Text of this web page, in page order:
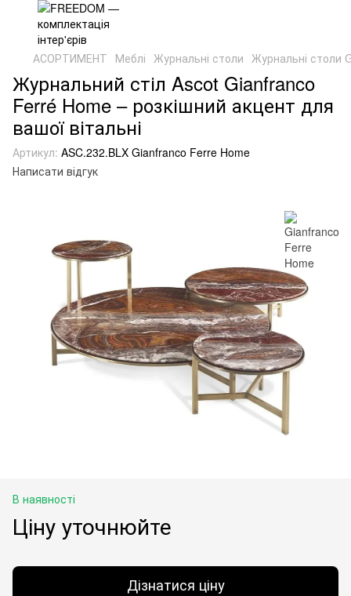
АСОРТИМЕНТ Меблі Журнальні столи Журнальні столи
Журнальний стіл Ascot Gianfranco
Ferré Home – розкішний акцент для
вашої вітальні
Артикул: ASC.232.BLX Gianfranco Ferre Home
Написати відгук
В наявності
Ціну уточнюйте
Дізнатися ціну